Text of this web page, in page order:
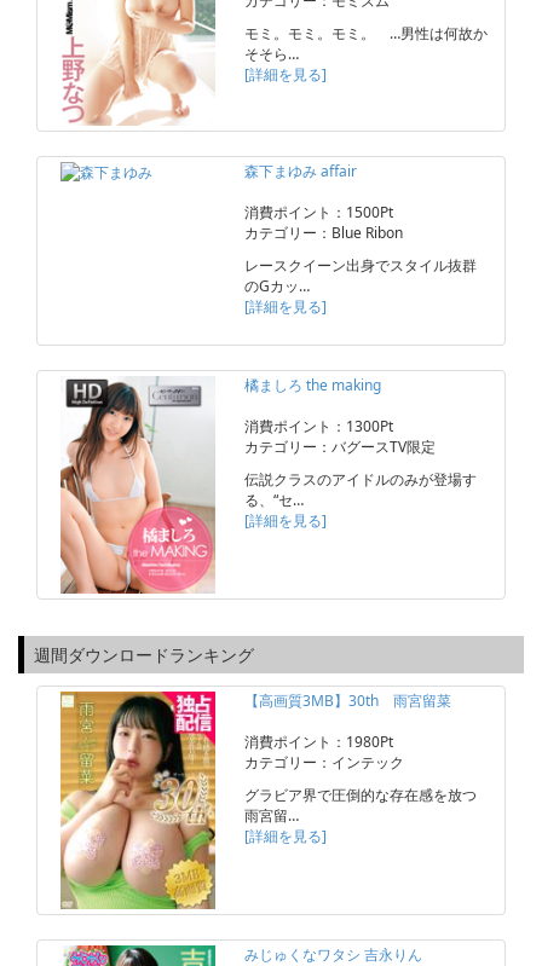
モミ。モミ。モミ。 …男性は何故か
そそら…
[詳細を見る]
森下まゆみ affair
消費ポイント：1500Pt
カテゴリー：Blue Ribon
レースクイーン出身でスタイル抜群
のGカッ…
[詳細を見る]
橘ましろ the making
消費ポイント：1300Pt
カテゴリー：バグースTV限定
伝説クラスのアイドルのみが登場す
る、“セ…
[詳細を見る]
週間ダウンロードランキング
【高画質3MB】30th 雨宮留菜
消費ポイント：1980Pt
カテゴリー：インテック
グラビア界で圧倒的な存在感を放つ
雨宮留…
[詳細を見る]
みじゅくなワタシ 吉永りん